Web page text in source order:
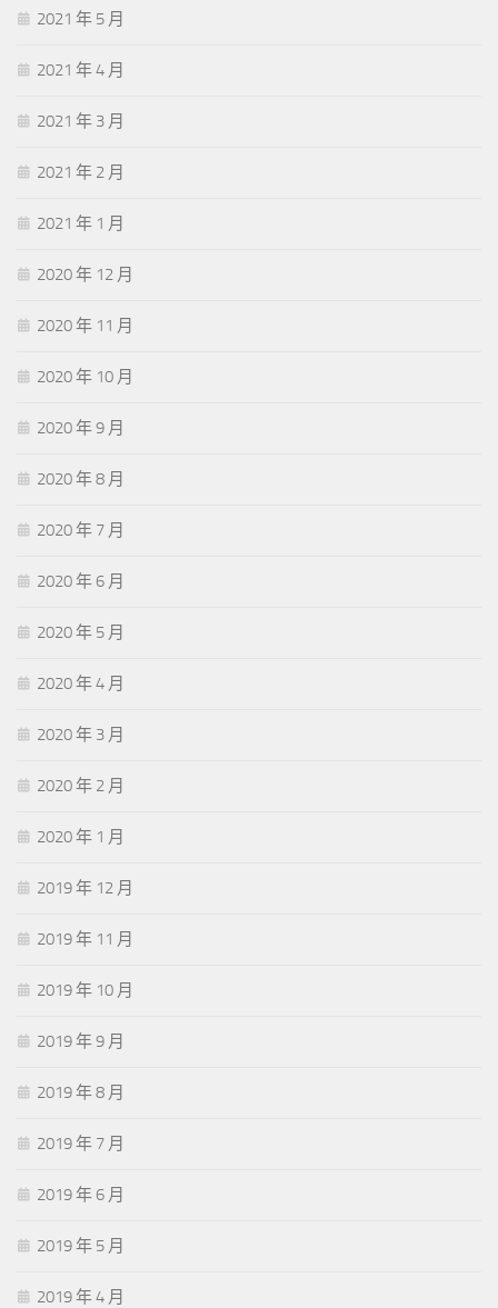
2021 年 5 月
2021 年 4 月
2021 年 3 月
2021 年 2 月
2021 年 1 月
2020 年 12 月
2020 年 11 月
2020 年 10 月
2020 年 9 月
2020 年 8 月
2020 年 7 月
2020 年 6 月
2020 年 5 月
2020 年 4 月
2020 年 3 月
2020 年 2 月
2020 年 1 月
2019 年 12 月
2019 年 11 月
2019 年 10 月
2019 年 9 月
2019 年 8 月
2019 年 7 月
2019 年 6 月
2019 年 5 月
2019 年 4 月